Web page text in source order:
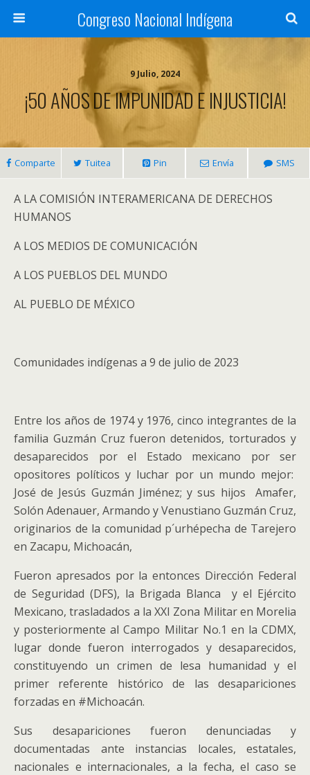
Congreso Nacional Indígena
9 Julio, 2024
¡50 AÑOS DE IMPUNIDAD E INJUSTICIA!
Comparte Tuitea Pin Envía SMS
A LA COMISIÓN INTERAMERICANA DE DERECHOS
HUMANOS
A LOS MEDIOS DE COMUNICACIÓN
A LOS PUEBLOS DEL MUNDO
AL PUEBLO DE MÉXICO
Comunidades indígenas a 9 de julio de 2023
Entre los años de 1974 y 1976, cinco integrantes de la
familia Guzmán Cruz fueron detenidos, torturados y
desaparecidos por el Estado mexicano por ser
opositores políticos y luchar por un mundo mejor:
José de Jesús Guzmán Jiménez; y sus hijos Amafer,
Solón Adenauer, Armando y Venustiano Guzmán Cruz,
originarios de la comunidad p´urhépecha de Tarejero
en Zacapu, Michoacán,
Fueron apresados por la entonces Dirección Federal
de Seguridad (DFS), la Brigada Blanca y el Ejército
Mexicano, trasladados a la XXI Zona Militar en Morelia
y posteriormente al Campo Militar No.1 en la CDMX,
lugar donde fueron interrogados y desaparecidos,
constituyendo un crimen de lesa humanidad y el
primer referente histórico de las desapariciones
forzadas en #Michoacán.
Sus desapariciones fueron denunciadas y
documentadas ante instancias locales, estatales,
nacionales e internacionales, a la fecha, el caso se